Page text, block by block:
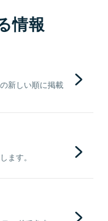
情報
新しい順に掲載
ます。